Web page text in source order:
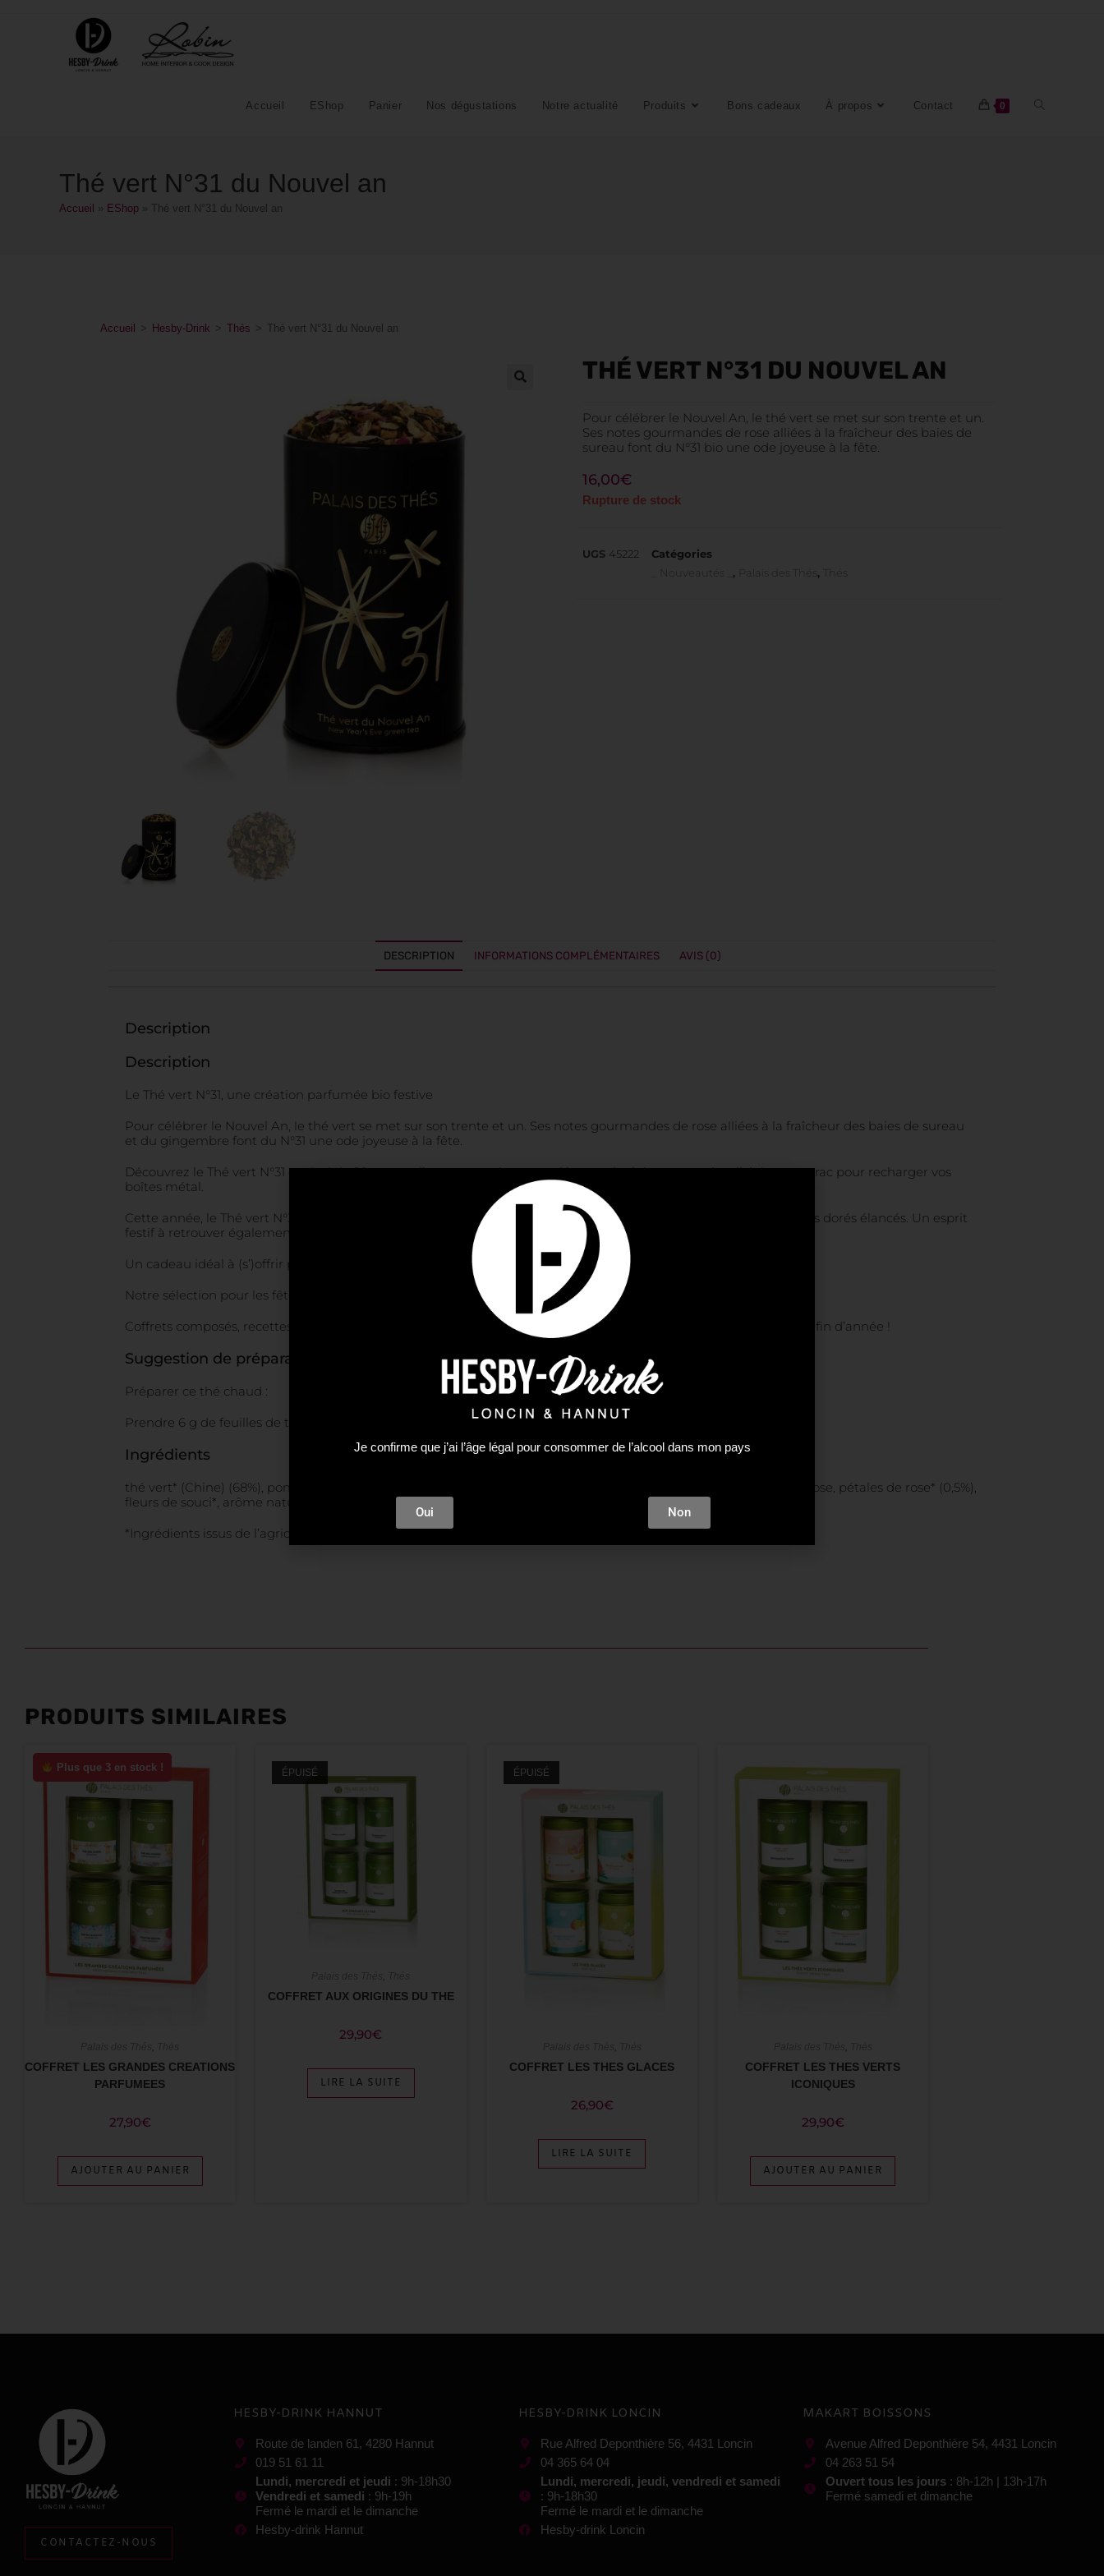
Accueil EShop Panier Nos dégustations Notre actualité Produits Bons cadeaux À propos Contact 0
Thé vert N°31 du Nouvel an
Accueil EShop Thé vert N°31 du Nouvel an
Accueil > Hesby-Drink > Thés > Thé vert N°31 du Nouvel an
THÉ VERT N°31 DU NOUVEL AN
Pour célébrer le Nouvel An, le thé vert se met sur son trente et un.
Ses notes gourmandes de rose alliées à la fraîcheur des baies de
sureau font du N°31 bio une ode joyeuse à la fête.
16,00€
Rupture de stock
UGS 45222
Catégories
_ Nouveautés _ , ,
DESCRIPTION INFORMATIONS COMPLÉMENTAIRES AVIS (0)
Description
Description
Le Thé vert N°31, une création parfumée bio festive
Pour célébrer le Nouvel An, le thé vert se met sur son trente et un. Ses notes gourmandes de rose alliées à la fraîcheur des baies de sureau
et du gingembre font du N°31 une ode joyeuse à la fête.
Découvrez le Thé vert N°31 en étui de 20 mousselines pour préparer et déguster le thé en toute simplicité, ou en vrac pour recharger vos
boîtes métal.
Cette année, le Thé vert N°31 se pare d’un nouveau design élégant et évocateur des fêtes de fin d’année aux tracés dorés élancés. Un esprit
festif à retrouver également sur la collection de thés et infusions N°25.
Un cadeau idéal à (s’)offrir pour les fêtes de fin d’année !
Notre sélection pour les fêtes
Coffrets composés, recettes en éditions limitées… Découvrez notre sélection de thés et infusions pour vos fêtes de fin d’année !
Suggestion de préparation
Préparer ce thé chaud :
Prendre 6 g de feuilles de thé pour 30 cl d’eau filtrée et faire chauffer à 80°C. Faire infuser pendant 4 minutes.
Ingrédients
thé vert* (Chine) (68%), pomme*, baies de sureau* (2,5%), gingembre*, arôme naturel de poire, arôme naturel de rose, pétales de rose* (0,5%),
fleurs de souci*, arôme naturel d’ylang-ylang, arôme naturel de coriandre.
*Ingrédients issus de l’agriculture biologique
PRODUITS SIMILAIRES
Plus que 3 en stock !
,
COFFRET LES GRANDES CREATIONS
PARFUMEES
27,90€
AJOUTER AU PANIER
ÉPUISÉ
,
COFFRET AUX ORIGINES DU THE
29,90€
LIRE LA SUITE
ÉPUISÉ
,
COFFRET LES THES GLACES
26,90€
LIRE LA SUITE
,
COFFRET LES THES VERTS
ICONIQUES
29,90€
AJOUTER AU PANIER
CONTACTEZ-NOUS
HESBY-DRINK HANNUT
Route de landen 61, 4280 Hannut
019 51 61 11
Lundi, mercredi et jeudi : 9h-18h30
Vendredi et samedi : 9h-19h
Fermé le mardi et le dimanche
Hesby-drink Hannut
HESBY-DRINK LONCIN
Rue Alfred Deponthière 56, 4431 Loncin
04 365 64 04
Lundi, mercredi, jeudi, vendredi et samedi
: 9h-18h30
Fermé le mardi et le dimanche
Hesby-drink Loncin
MAKART BOISSONS
Avenue Alfred Deponthière 54, 4431 Loncin
04 263 51 54
Ouvert tous les jours: 8h-12h | 13h-17h
Fermé samedi et dimanche
Je confirme que j’ai l’âge légal pour consommer de l’alcool dans mon pays
Oui Non